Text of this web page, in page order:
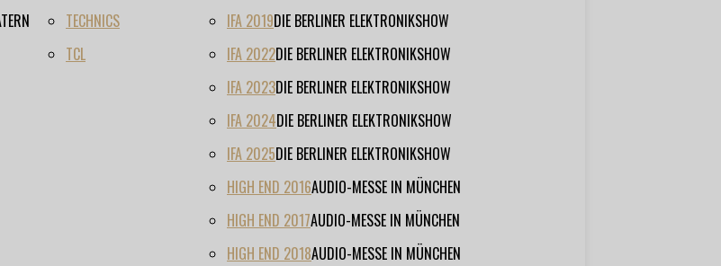
TECHNICS
TCL
IFA 2019DIE BERLINER ELEKTRONIKSHOW
IFA 2022DIE BERLINER ELEKTRONIKSHOW
IFA 2023DIE BERLINER ELEKTRONIKSHOW
IFA 2024DIE BERLINER ELEKTRONIKSHOW
IFA 2025DIE BERLINER ELEKTRONIKSHOW
HIGH END 2016AUDIO-MESSE IN MÜNCHEN
HIGH END 2017AUDIO-MESSE IN MÜNCHEN
HIGH END 2018AUDIO-MESSE IN MÜNCHEN